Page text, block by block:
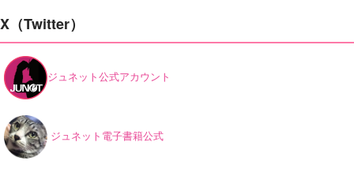
X（Twitter）
ジュネット公式アカウント
ジュネット電子書籍公式